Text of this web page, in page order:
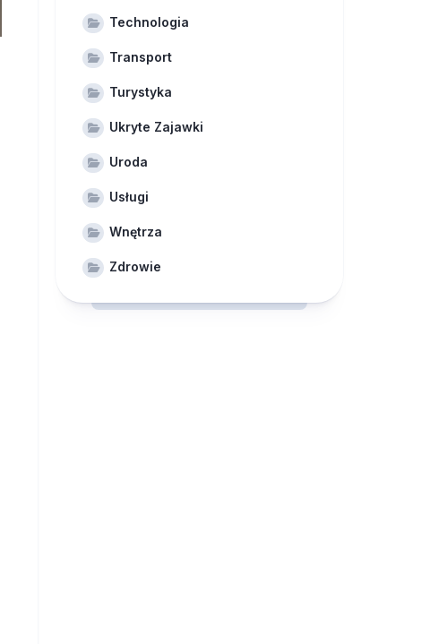
Technologia
Transport
Turystyka
Ukryte Zajawki
Uroda
Usługi
Wnętrza
Zdrowie